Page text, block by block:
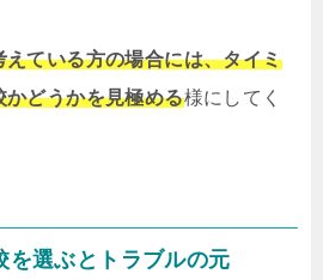
えている方の場合には、タイミ
どうかを見極める様にしてく
を選ぶとトラブルの元